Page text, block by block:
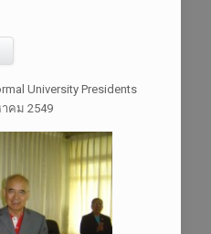
University Presidents
าคม 2549